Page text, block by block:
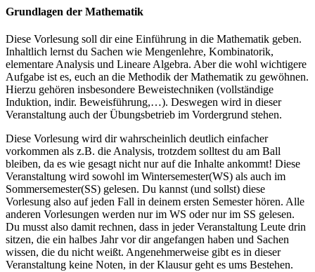
Grundlagen der Mathematik
Diese Vorlesung soll dir eine Einführung in die Mathematik geben.
Inhaltlich lernst du Sachen wie Mengenlehre, Kombinatorik,
elementare Analysis und Lineare Algebra. Aber die wohl wichtigere
Aufgabe ist es, euch an die Methodik der Mathematik zu gewöhnen.
Hierzu gehören insbesondere Beweistechniken (vollständige
Induktion, indir. Beweisführung,…). Deswegen wird in dieser
Veranstaltung auch der Übungsbetrieb im Vordergrund stehen.
Diese Vorlesung wird dir wahrscheinlich deutlich einfacher
vorkommen als z.B. die Analysis, trotzdem solltest du am Ball
bleiben, da es wie gesagt nicht nur auf die Inhalte ankommt! Diese
Veranstaltung wird sowohl im Wintersemester(WS) als auch im
Sommersemester(SS) gelesen. Du kannst (und sollst) diese
Vorlesung also auf jeden Fall in deinem ersten Semester hören. Alle
anderen Vorlesungen werden nur im WS oder nur im SS gelesen.
Du musst also damit rechnen, dass in jeder Veranstaltung Leute drin
sitzen, die ein halbes Jahr vor dir angefangen haben und Sachen
wissen, die du nicht weißt. Angenehmerweise gibt es in dieser
Veranstaltung keine Noten, in der Klausur geht es ums Bestehen.